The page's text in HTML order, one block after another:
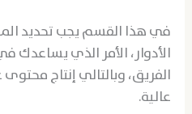
في هذا القسم يجب تحديد
الأدوار، الأمر الذي يساعدك
الفريق، وبالتالي إنتاج
عالية.